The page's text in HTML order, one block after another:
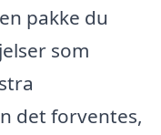
pakke du
som
det forventes,